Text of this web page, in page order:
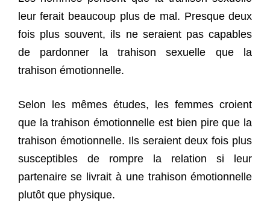
leur ferait beaucoup plus de mal. Presque deux
fois plus souvent, ils ne seraient pas capables
de pardonner la trahison sexuelle que la
trahison émotionnelle.
Selon les mêmes études, les femmes croient
que la trahison émotionnelle est bien pire que la
trahison émotionnelle. Ils seraient deux fois plus
susceptibles de rompre la relation si leur
partenaire se livrait à une trahison émotionnelle
plutôt que physique.